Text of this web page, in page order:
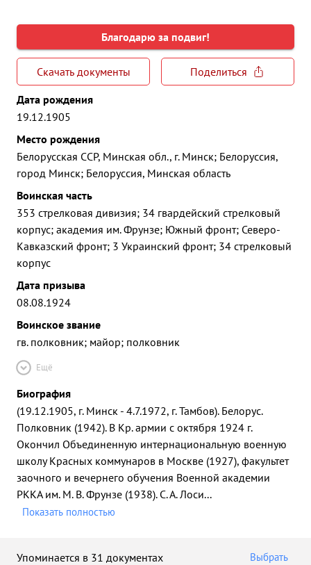
Благодарю за подвиг!
Скачать документы
Поделиться
Дата рождения
19.12.1905
Место рождения
Белорусская ССР, Минская обл., г. Минск; Белоруссия,
город Минск; Белоруссия, Минская область
Воинская часть
353 стрелковая дивизия; 34 гвардейский стрелковый
корпус; академия им. Фрунзе; Южный фронт; Северо-
Кавказский фронт; 3 Украинский фронт; 34 стрелковый
корпус
Дата призыва
08.08.1924
Воинское звание
гв. полковник; майор; полковник
Ещё
Биография
(19.12.1905, г. Минск - 4.7.1972, г. Тамбов). Белорус.
Полковник (1942). В Кр. армии с октября 1924 г.
Окончил Объединенную интернациональную военную
школу Красных коммунаров в Москве (1927), факультет
заочного и вечернего обучения Военной академии
РККА им. М. В. Фрунзе (1938). С. А. Лоси...
Показать полностью
Упоминается в 31 документах Выбрать